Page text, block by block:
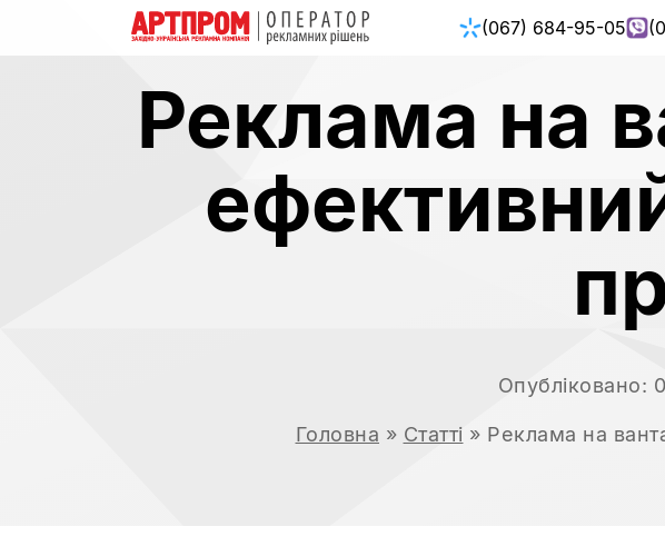
(067) 684-95-05
Реклама на
Опубліковано:
Головна » Статті » Реклама на